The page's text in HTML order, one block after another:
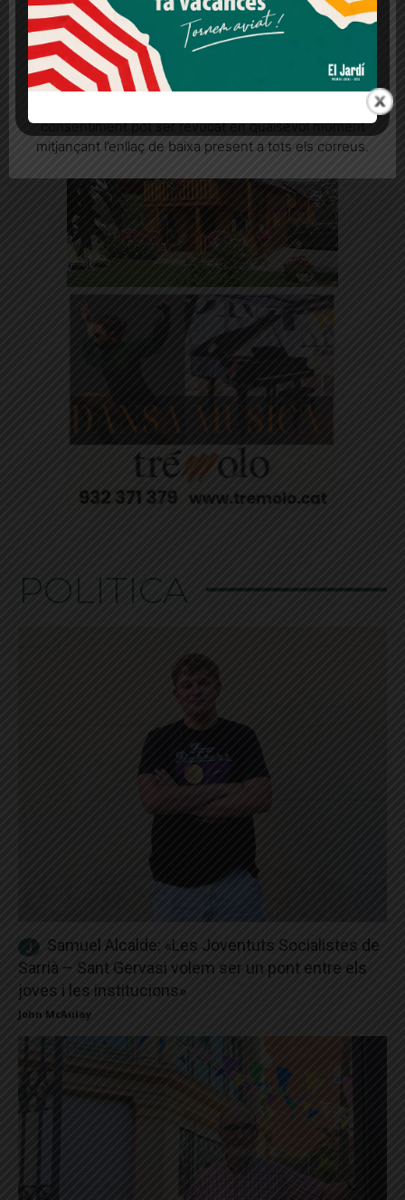
però s'ha posposat sine die per l'incident a tocar de les obres
POLÍTICA
Samuel Alcalde: «Les Joventuts Socialistes de
Sarrià – Sant Gervasi volem ser un pont entre els
joves i les institucions»
John McAulay
Més informació Acceptar Rebutjar tot
Quan l’usuari crea un compte al Diari el Jardí, dona el
seu consentiment explícit per rebre comunicacions
consentiment pot ser revocat en qualsevol moment
mitjançant l’enllaç de baixa present a tots els correus.